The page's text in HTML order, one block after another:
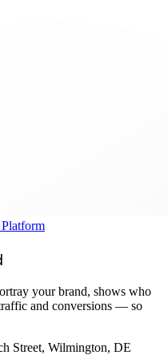
your brand, shows who
and conversions — so
Street, Wilmington, DE